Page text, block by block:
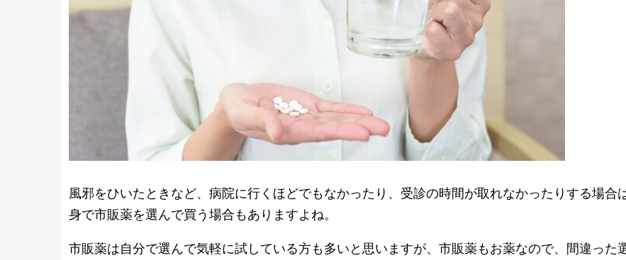
風邪をひいたときなど、病院に行くほどでもなかったり、受診の時間が取れなかったりする場合
身で市販薬を選んで買う場合もありますよね。
市販薬は自分で選んで気軽に試している方も多いと思いますが、市販薬もお薬なので、間違った